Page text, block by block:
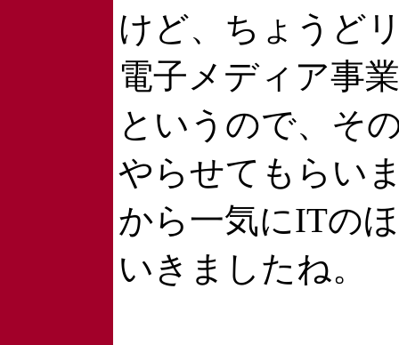
けど、ちょうど
電子メディア事
というので、そ
やらせてもらい
から一気にITの
いきましたね。